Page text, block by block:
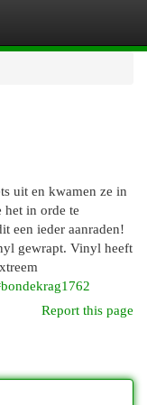
uit en kwamen ze in
het in orde te
een ieder aanraden!
gewrapt. Vinyl heeft
Report this page